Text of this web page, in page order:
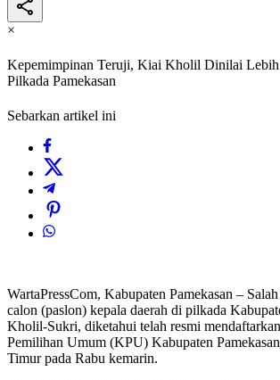
×
Kepemimpinan Teruji, Kiai Kholil Dinilai
Pilkada Pamekasan
Sebarkan artikel ini
WartaPressCom, Kabupaten Pamekasan – Salah
calon (paslon) kepala daerah di pilkada
Kholil-Sukri, diketahui telah resmi
Pemilihan Umum (KPU) Kabupaten
Timur pada Rabu kemarin.